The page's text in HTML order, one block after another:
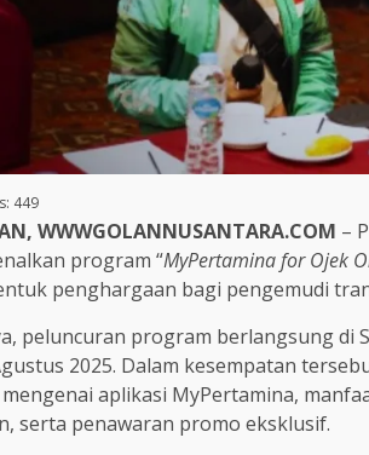
449
WWWGOLANNUSANTARA.COM –
program “MyPertamina for Ojek
penghargaan bagi pengemudi
peluncuran program berlangsung di
2025. Dalam kesempatan
aplikasi MyPertamina,
serta penawaran promo eksklusif.